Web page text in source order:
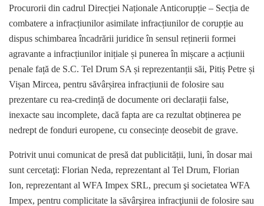
Procurorii din cadrul Direcției Naționale Anticorupție – Secția de
combatere a infracțiunilor asimilate infracțiunilor de corupție au
dispus schimbarea încadrării juridice în sensul reținerii formei
agravante a infracțiunilor inițiale și punerea în mișcare a acțiunii
penale față de S.C. Tel Drum SA și reprezentanții săi, Pitiș Petre și
Vișan Mircea, pentru săvârșirea infracțiunii de folosire sau
prezentare cu rea-credință de documente ori declarații false,
inexacte sau incomplete, dacă fapta are ca rezultat obținerea pe
nedrept de fonduri europene, cu consecințe deosebit de grave.
Potrivit unui comunicat de presă dat publicității, luni, în dosar mai
sunt cercetaţi: Florian Neda, reprezentant al Tel Drum, Florian
Ion, reprezentant al WFA Impex SRL, precum şi societatea WFA
Impex, pentru complicitate la săvârşirea infracţiunii de folosire sau